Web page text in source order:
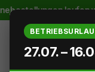
Zum Hauptinhaltlaufen
27.07. –